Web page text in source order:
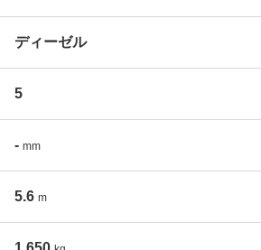
ディーゼル
5
- mm
5.6 m